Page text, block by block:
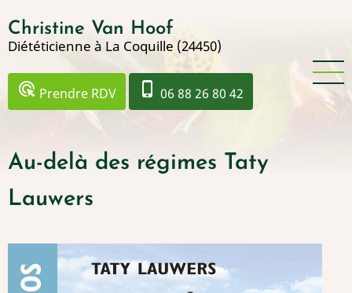
au
contenu
Christine Van Hoof
Diététicienne à La Coquille (24450)
ads_click Prendre RDV phone_iphone 06 88 26 80 42
Au-delà des régimes Taty
Lauwers